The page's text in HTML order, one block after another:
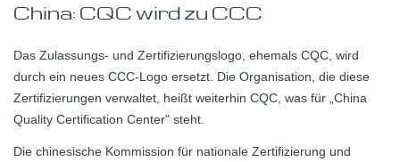
China: CQC wird zu CCC
Das Zulassungs- und Zertifizierungslogo, ehemals CQC, wird
durch ein neues CCC-Logo ersetzt. Die Organisation, die diese
Zertifizierungen verwaltet, heißt weiterhin CQC, was für „China
Quality Certification Center" steht.
Die chinesische Kommission für nationale Zertifizierung und